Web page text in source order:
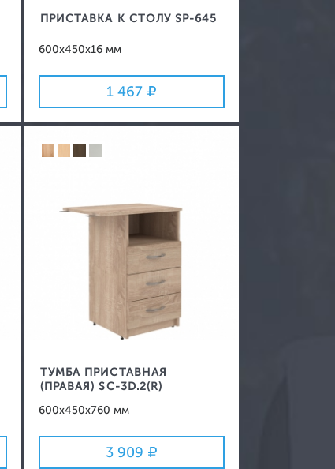
ПРИСТАВКА К СТОЛУ SP-645
600x450x16 мм
1 467
ТУМБА ПРИСТАВНАЯ
(ПРАВАЯ) SC-3D.2(R)
600x450x760 мм
3 909